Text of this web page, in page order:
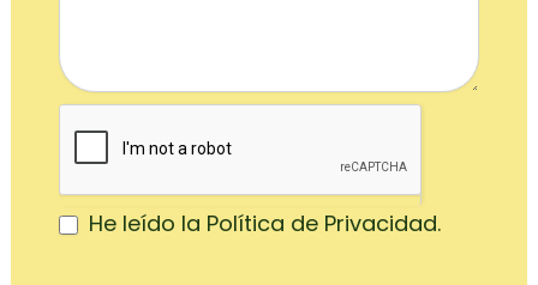
He leído la Política de Privacidad.